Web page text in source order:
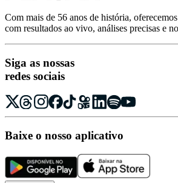
Com mais de 56 anos de história,
com resultados ao vivo, análises precisas e
Siga as nossas
redes sociais
Baixe o nosso aplicativo